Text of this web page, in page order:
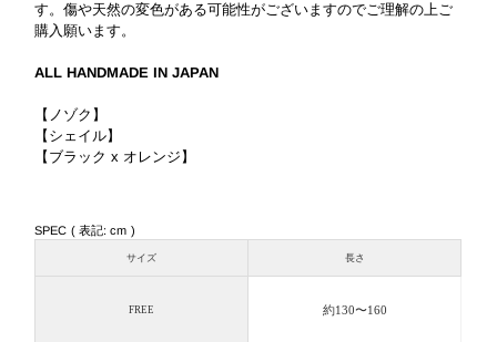
す。傷や天然の変色がある可能性がございますのでご理解の上ご
購入願います。
ALL HANDMADE IN JAPAN
【ノゾク】
【シェイル】
【ブラック x オレンジ】
SPEC ( 表記: cm )
サイズ 長さ
FREE 約130〜160